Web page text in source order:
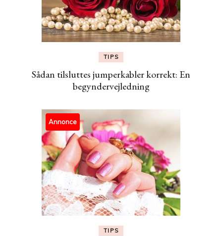
TIPS
Sådan tilsluttes jumperkabler korrekt: En
begyndervejledning
Annonce
TIPS